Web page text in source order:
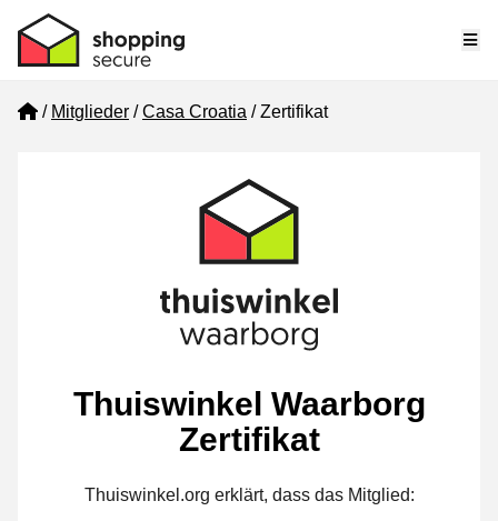
Home
Mitglieder Casa Croatia Zertifikat
Thuiswinkel Waarborg
Zertifikat
Thuiswinkel.org erklärt, dass das Mitglied: